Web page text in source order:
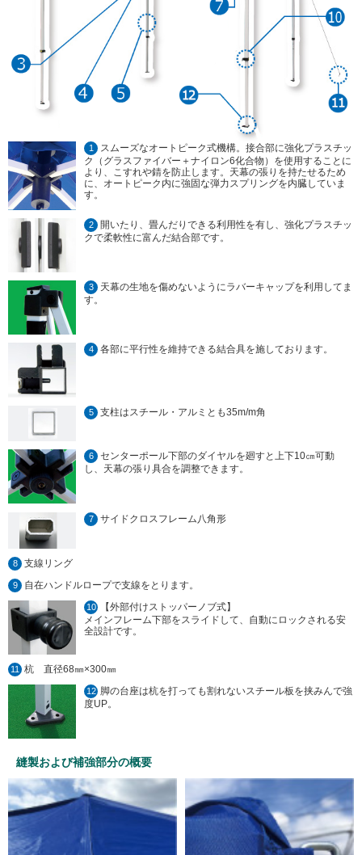
1
スムーズなオートピーク式機構。接合部に強化プラスチッ
ク（グラスファイバー＋ナイロン6化合物）を使用することに
より、こすれや錆を防止します。天幕の張りを持たせるため
に、オートピーク内に強固な弾力スプリングを内臓していま
す。
2
開いたり、畳んだりできる利用性を有し、強化プラスチッ
クで柔軟性に富んだ結合部です。
3
天幕の生地を傷めないようにラバーキャップを利用してま
す。
4 各部に平行性を維持できる結合具を施しております。
5 支柱はスチール・アルミとも35m/m角
6
センターポール下部のダイヤルを廻すと上下10㎝可動
し、天幕の張り具合を調整できます。
7 サイドクロスフレーム八角形
8 支線リング
9 自在ハンドルロープで支線をとります。
10
【外部付けストッパーノブ式】
メインフレーム下部をスライドして、自動にロックされる安
全設計です。
11 杭 直径68㎜×300㎜
12
脚の台座は杭を打っても割れないスチール板を挟みんで強
度UP。
縫製および補強部分の概要